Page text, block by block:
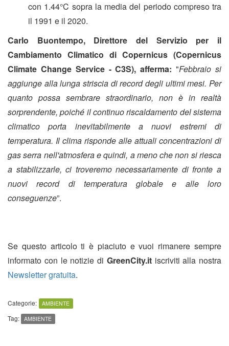
con 1.44°C sopra la media del periodo compreso tra
il 1991 e il 2020.
Carlo Buontempo, Direttore del Servizio per il
Cambiamento Climatico di Copernicus (Copernicus
Climate Change Service - C3S), afferma: "Febbraio si
aggiunge alla lunga striscia di record degli ultimi mesi. Per
quanto possa sembrare straordinario, non è in realtà
sorprendente, poiché il continuo riscaldamento del sistema
climatico porta inevitabilmente a nuovi estremi di
temperatura. Il clima risponde alle attuali concentrazioni di
gas serra nell'atmosfera e quindi, a meno che non si riesca
a stabilizzarle, ci troveremo necessariamente di fronte a
nuovi record di temperatura globale e alle loro
conseguenze”.
Se questo articolo ti è piaciuto e vuoi rimanere sempre
informato con le notizie di GreenCity.itiscriviti alla nostra
Newsletter gratuita.
Categorie: AMBIENTE
Tag: AMBIENTE